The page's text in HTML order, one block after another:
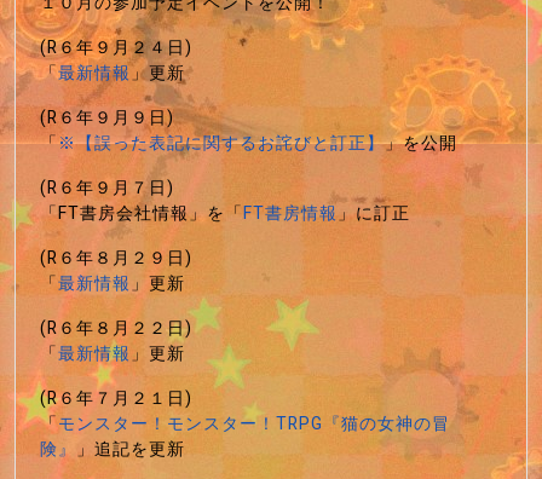
(R６年９月２４日)
「最新情報」更新
(R６年９月９日)
「※【誤った表記に関するお詫びと訂正】」を公開
(R６年９月７日)
「FT書房会社情報」を「FT書房情報」に訂正
(R６年８月２９日)
「最新情報」更新
(R６年８月２２日)
「最新情報」更新
(R６年７月２１日)
「モンスター！モンスター！TRPG『猫の女神の冒
険』 」追記を更新